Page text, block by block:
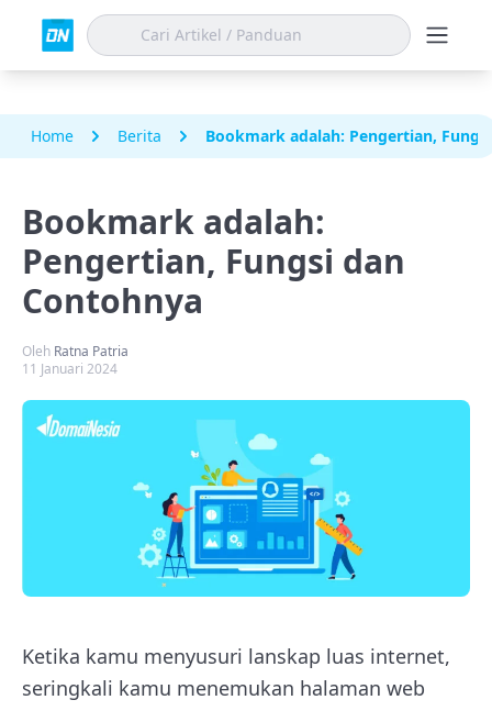
Home Berita Bookmark adalah: Pengertian,
Bookmark adalah:
Pengertian, Fungsi dan
Contohnya
Oleh Ratna Patria
11 Januari 2024
Ketika kamu menyusuri lanskap luas internet,
seringkali kamu menemukan halaman web